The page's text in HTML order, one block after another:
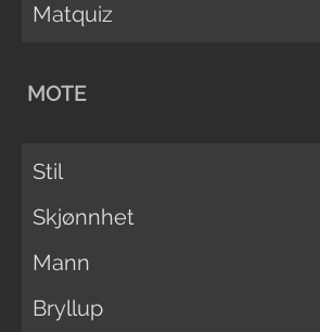
Matquiz
MOTE
Stil
Skjønnhet
Mann
Bryllup